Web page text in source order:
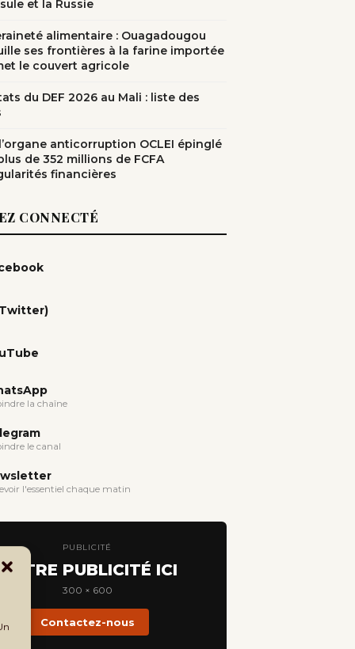
et la Russie
alimentaire : Ouagadougou
ses frontières à la farine importée
le couvert agricole
du DEF 2026 au Mali : liste des
anticorruption OCLEI épinglé
de 352 millions de FCFA
financières
CONNECTÉ
la chaîne
le canal
l'essentiel chaque matin
PUBLICITÉ
PUBLICITÉ ICI
300 × 600
Contactez-nous